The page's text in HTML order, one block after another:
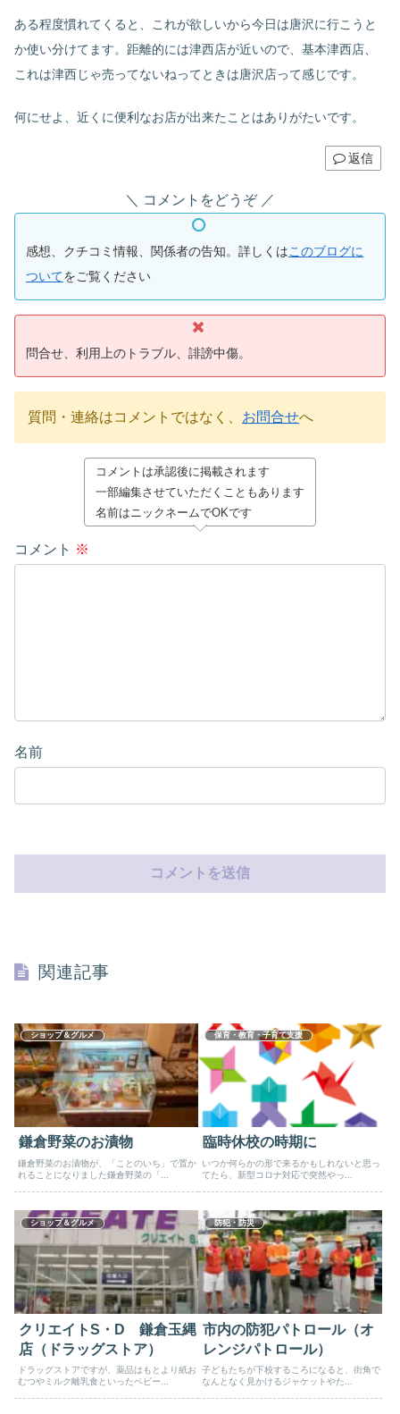
ある程度慣れてくると、これが欲しいから今日は唐沢に行こうと
か使い分けてます。距離的には津西店が近いので、基本津西店、
これは津西じゃ売ってないねってときは唐沢店って感じです。
何にせよ、近くに便利なお店が出来たことはありがたいです。
返信
コメントをどうぞ
感想、クチコミ情報、関係者の告知。詳しくはこのブログに
ついてをご覧ください
問合せ、利用上のトラブル、誹謗中傷。
質問・連絡はコメントではなく、 お問合せへ
コメントは承認後に掲載されます
一部編集させていただくこともあります
名前はニックネームでOKです
コメント ※
名前
関連記事
ショップ＆グルメ
鎌倉野菜のお漬物
鎌倉野菜のお漬物が、「ことのいち」で置か
れることになりました鎌倉野菜の「...
保育・教育・子育て支援
臨時休校の時期に
いつか何らかの形で来るかもしれないと思っ
てたら、新型コロナ対応で突然やっ...
ショップ＆グルメ
クリエイトS・D 鎌倉玉縄
店（ドラッグストア）
ドラッグストアですが、薬品はもとより紙お
むつやミルク離乳食といったベビー...
防犯・防災
市内の防犯パトロール（オ
レンジパトロール）
子どもたちが下校するころになると、街角で
なんとなく見かけるジャケットやた...